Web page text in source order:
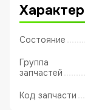
Состояние
Группа
запчастей
Код запчасти